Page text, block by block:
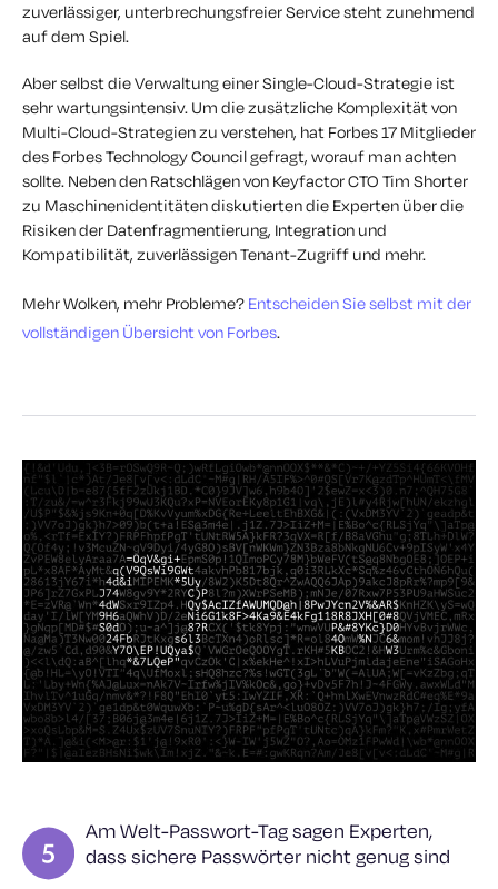
zuverlässiger, unterbrechungsfreier Service steht zunehmend
auf dem Spiel.
Aber selbst die Verwaltung einer Single-Cloud-Strategie ist
sehr wartungsintensiv. Um die zusätzliche Komplexität von
Multi-Cloud-Strategien zu verstehen, hat Forbes 17 Mitglieder
des Forbes Technology Council gefragt, worauf man achten
sollte. Neben den Ratschlägen von Keyfactor CTO Tim Shorter
zu Maschinenidentitäten diskutierten die Experten über die
Risiken der Datenfragmentierung, Integration und
Kompatibilität, zuverlässigen Tenant-Zugriff und mehr.
Mehr Wolken, mehr Probleme? Entscheiden Sie selbst mit der
vollständigen Übersicht von Forbes.
Am Welt-Passwort-Tag sagen Experten,
dass sichere Passwörter nicht genug sind